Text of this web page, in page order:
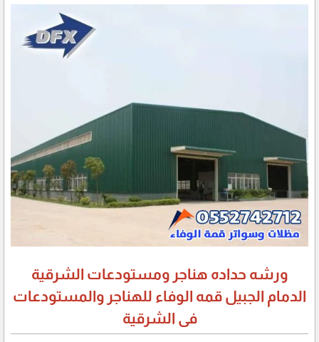
ورشه حداده هناجر ومستودعات الشرقية
الدمام الجبيل قمه الوفاء للهناجر والمستودعات
فى الشرقية